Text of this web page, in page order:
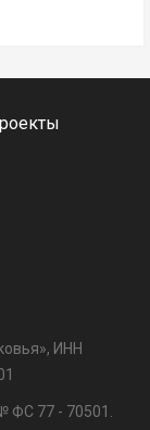
ИНН
ФС 77 - 70501.